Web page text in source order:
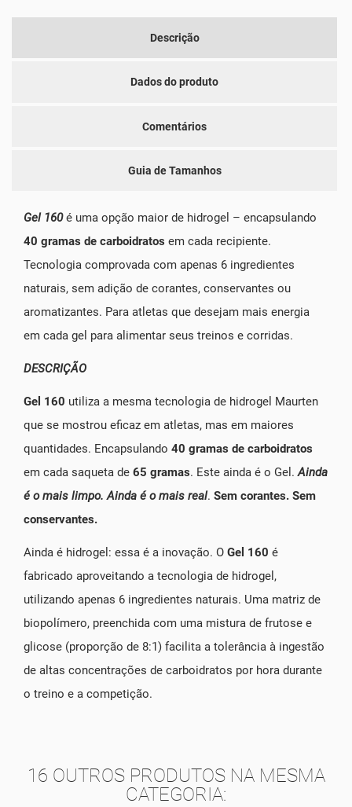
Descrição
Dados do produto
Comentários
Guia de Tamanhos
Gel 160é uma opção maior de hidrogel – encapsulando
40 gramas de carboidratos em cada recipiente.
Tecnologia comprovada com apenas 6 ingredientes
naturais, sem adição de corantes, conservantes ou
aromatizantes. Para atletas que desejam mais energia
em cada gel para alimentar seus treinos e corridas.
DESCRIÇÃO
Gel 160 utiliza a mesma tecnologia de hidrogel Maurten
que se mostrou eficaz em atletas, mas em maiores
quantidades. Encapsulando 40 gramas de carboidratos
em cada saqueta de 65 gramas. Este ainda é o Gel.Ainda
é o mais limpo. Ainda é o mais real. Sem corantes. Sem
conservantes.
Ainda é hidrogel: essa é a inovação. O Gel 160 é
fabricado aproveitando a tecnologia de hidrogel,
utilizando apenas 6 ingredientes naturais. Uma matriz de
biopolímero, preenchida com uma mistura de frutose e
glicose (proporção de 8:1) facilita a tolerância à ingestão
de altas concentrações de carboidratos por hora durante
o treino e a competição.
16 OUTROS PRODUTOS NA MESMA
CATEGORIA: